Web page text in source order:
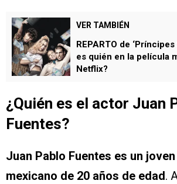
VER TAMBIÉN
REPARTO de
es quién en la película
Netflix?
¿Quién es el actor Juan
Fuentes?
Juan Pablo Fuentes es un
mexicano de 20 años de edad.